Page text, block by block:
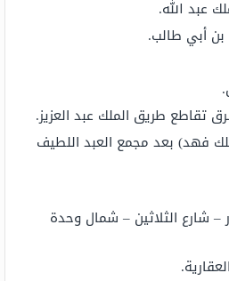
عبد الله.
أبي طالب.
تقاطع طريق الملك عبد العزيز.
فهد) بعد مجمع العبد اللطيف
– شارع الثلاثين – شمال وحدة